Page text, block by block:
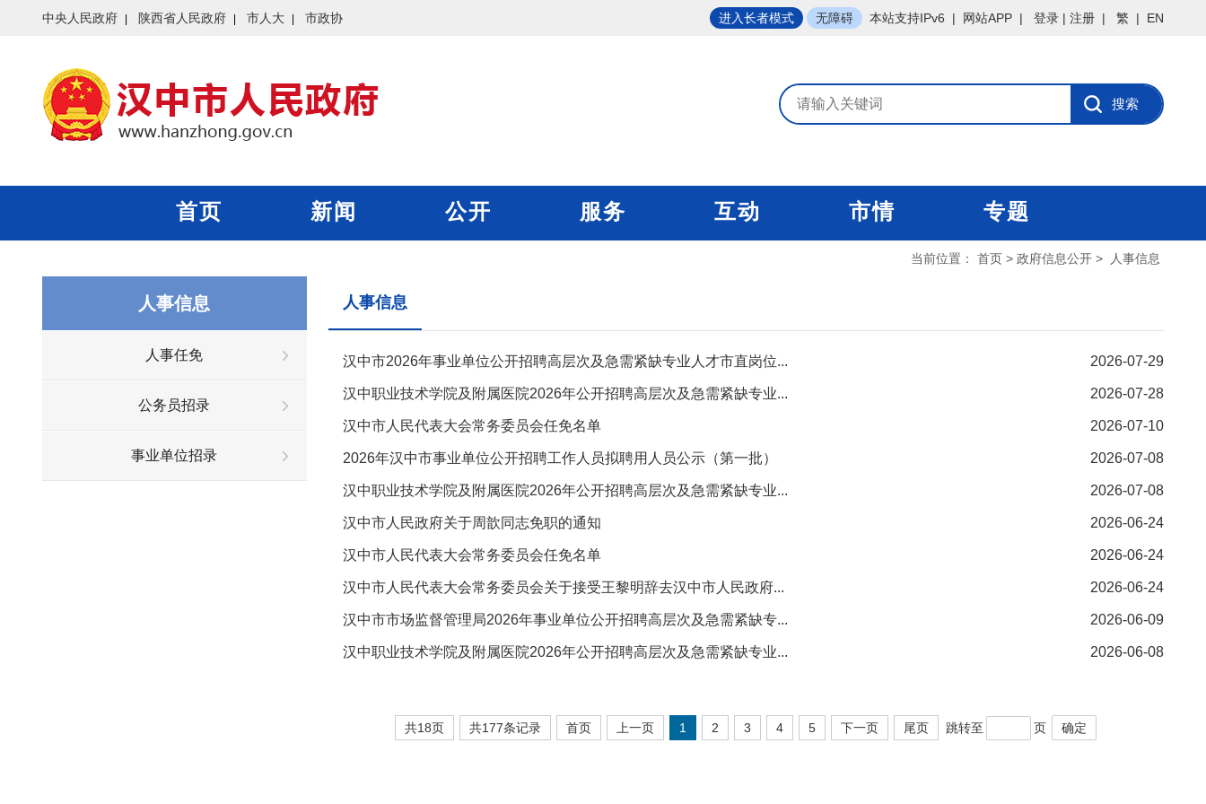
中央人民政府 陕西省人民政府 市人大 市政协 进入长者模式 无障碍 本站支持IPv6 | 网站APP | 登录 | 注册 | 繁 | EN
首页 新闻 公开 服务 互动 市情 专题
当前位置： 首页 > 政府信息公开 > 人事信息
人事信息
人事任免
公务员招录
事业单位招录
人事信息
2026-07-29
汉中市2026年事业单位公开招聘高层次及急需紧缺专业人才市直岗位...
2026-07-28
汉中职业技术学院及附属医院2026年公开招聘高层次及急需紧缺专业...
2026-07-10
汉中市人民代表大会常务委员会任免名单
2026-07-08
2026年汉中市事业单位公开招聘工作人员拟聘用人员公示（第一批）
2026-07-08
汉中职业技术学院及附属医院2026年公开招聘高层次及急需紧缺专业...
2026-06-24
汉中市人民政府关于周歆同志免职的通知
2026-06-24
汉中市人民代表大会常务委员会任免名单
2026-06-24
汉中市人民代表大会常务委员会关于接受王黎明辞去汉中市人民政府...
2026-06-09
汉中市市场监督管理局2026年事业单位公开招聘高层次及急需紧缺专...
2026-06-08
汉中职业技术学院及附属医院2026年公开招聘高层次及急需紧缺专业...
共18页 共177条记录 首页 上一页 1 2 3 4 5 下一页 尾页 跳转至 页 确定